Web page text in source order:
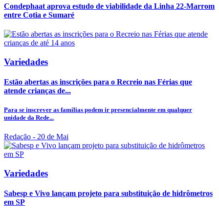
Condephaat aprova estudo de viabilidade da Linha 22-Marrom
entre Cotia e Sumaré
Variedades
Estão abertas as inscrições para o Recreio nas Férias que
atende crianças de...
Para se inscrever as famílias podem ir presencialmente em qualquer
unidade da Rede...
Redação - 20 de Mai
Variedades
Sabesp e Vivo lançam projeto para substituição de hidrômetros
em SP